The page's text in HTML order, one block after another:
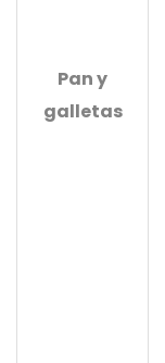
Pan y
galletas